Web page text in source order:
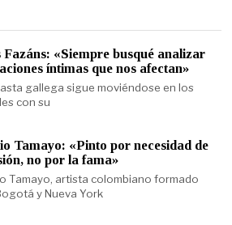
Fazáns: «Siempre busqué analizar
íntimas que nos afectan»
gallega sigue moviéndose en los
con su
Tamayo: «Pinto por necesidad de
no por la fama»
Tamayo, artista colombiano formado
y Nueva York